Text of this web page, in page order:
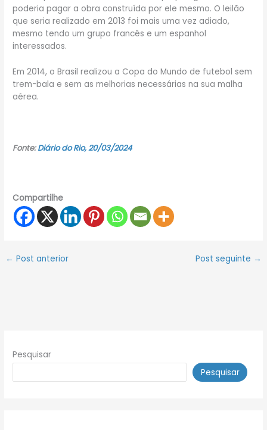
poderia pagar a obra construída por ele mesmo. O leilão
que seria realizado em 2013 foi mais uma vez adiado,
mesmo tendo um grupo francês e um espanhol
interessados.
Em 2014, o Brasil realizou a Copa do Mundo de futebol sem
trem-bala e sem as melhorias necessárias na sua malha
aérea.
Fonte:Diário do Rio, 20/03/2024
Compartilhe
← Post anterior Post seguinte →
Pesquisar
Pesquisar